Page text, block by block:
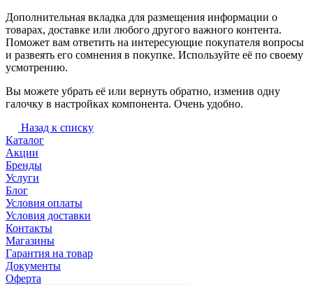
Дополнительная вкладка для размещения информации о
товарах, доставке или любого другого важного контента.
Поможет вам ответить на интересующие покупателя вопросы
и развеять его сомнения в покупке. Используйте её по своему
усмотрению.
Вы можете убрать её или вернуть обратно, изменив одну
галочку в настройках компонента. Очень удобно.
Назад к списку
Каталог
Акции
Бренды
Услуги
Блог
Условия оплаты
Условия доставки
Контакты
Магазины
Гарантия на товар
Документы
Оферта